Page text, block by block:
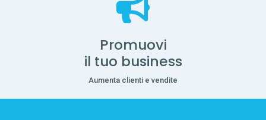
Promuovi
il tuo business
Aumenta clienti e vendite